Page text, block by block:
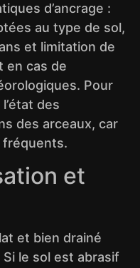
d’ancrage :
au type de sol,
et limitation de
en cas de
Pour
des
des arceaux, car
fréquents.
et
et bien drainé
le sol est abrasif